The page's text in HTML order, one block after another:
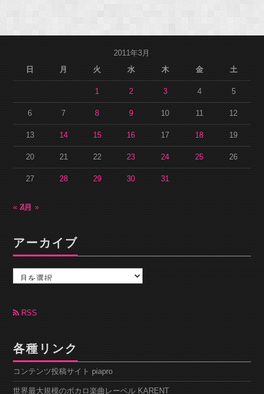
2011年3月
日
月 火 水 木 金 土
1 2 3 4 5
6 7 8 9 10 11 12
13 14 15 16 17 18 19
20 21 22 23 24 25 26
27 28 29 30 31
« 2月4月 »
アーカイブ
カ
ブ RSS
各種リンク
コンテンツ投稿サイト piapro
世界最大規模のボカロ楽曲レーベル KARENT